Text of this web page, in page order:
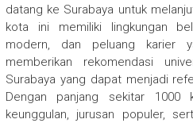
datang ke Surabaya untuk
kota ini memiliki lingkungan
modern, dan peluang karier
memberikan rekomendasi
Surabaya yang dapat menjadi
Dengan panjang sekitar 1000
keunggulan, jurusan populer,